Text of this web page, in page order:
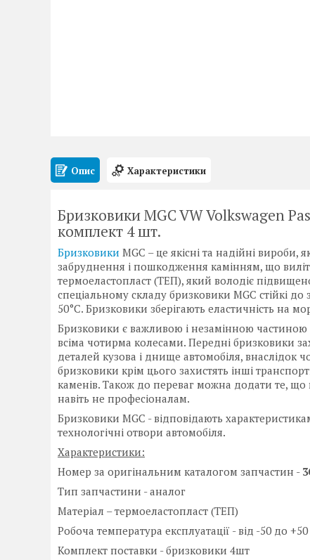
Опис Характеристики
Бризковики MGC VW Volkswagen
комплект 4 шт.
Бризковики MGC – це якісні та надійні вироби,
забруднення і пошкодження камінням, що
термоеластопласт (ТЕП), який володіє
спеціальному складу бризковики MGC стійкі
50°С. Бризковики зберігають еластичність на
Бризковики є важливою і незамінною частиною
всіма чотирма колесами. Передні бризковики
деталей кузова і днище автомобіля, внаслідок
бризковики крім цього захистять інші
каменів. Також до переваг можна додати те, що
навіть не професіоналам.
Бризковики MGC - відповідають
технологічні отвори автомобіля.
Характеристики:
Номер за оригінальним каталогом запчастин -
Тип запчастини - аналог
Матеріал – термоеластопласт (ТЕП)
Робоча температура експлуатації - від -50 до +50
Комплект поставки - бризковики 4шт